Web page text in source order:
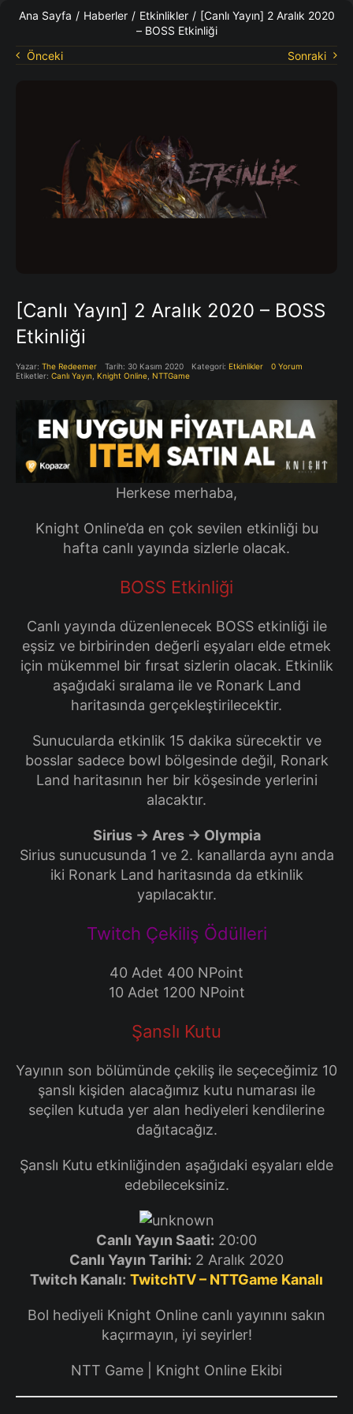
KO Rehberleri
Ana Sayfa / Haberler / Etkinlikler / [Canlı Yayın] 2 Aralık 2020
– BOSS Etkinliği
Önceki
Sonraki
[Canlı Yayın] 2 Aralık 2020 – BOSS
Etkinliği
Yazar: The Redeemer Tarih: 30 Kasım 2020 Kategori: Etkinlikler
0 Yorum
Etiketler: Canlı Yayın Knight Online NTTGame
Herkese merhaba,
Knight Online’da en çok sevilen etkinliği bu
hafta canlı yayında sizlerle olacak.
BOSS Etkinliği
Canlı yayında düzenlenecek BOSS etkinliği ile
eşsiz ve birbirinden değerli eşyaları elde etmek
için mükemmel bir fırsat sizlerin olacak. Etkinlik
aşağıdaki sıralama ile ve Ronark Land
haritasında gerçekleştirilecektir.
Sunucularda etkinlik 15 dakika sürecektir ve
bosslar sadece bowl bölgesinde değil, Ronark
Land haritasının her bir köşesinde yerlerini
alacaktır.
Sirius -> Ares -> Olympia
Sirius sunucusunda 1 ve 2. kanallarda aynı anda
iki Ronark Land haritasında da etkinlik
yapılacaktır.
Twitch Çekiliş Ödülleri
40 Adet 400 NPoint
10 Adet 1200 NPoint
Şanslı Kutu
Yayının son bölümünde çekiliş ile seçeceğimiz 10
şanslı kişiden alacağımız kutu numarası ile
seçilen kutuda yer alan hediyeleri kendilerine
dağıtacağız.
Şanslı Kutu etkinliğinden aşağıdaki eşyaları elde
edebileceksiniz.
Canlı Yayın Saati: 20:00
Canlı Yayın Tarihi: 2 Aralık 2020
Twitch Kanalı: TwitchTV – NTTGame Kanalı
Bol hediyeli Knight Online canlı yayınını sakın
kaçırmayın, iyi seyirler!
NTT Game | Knight Online Ekibi